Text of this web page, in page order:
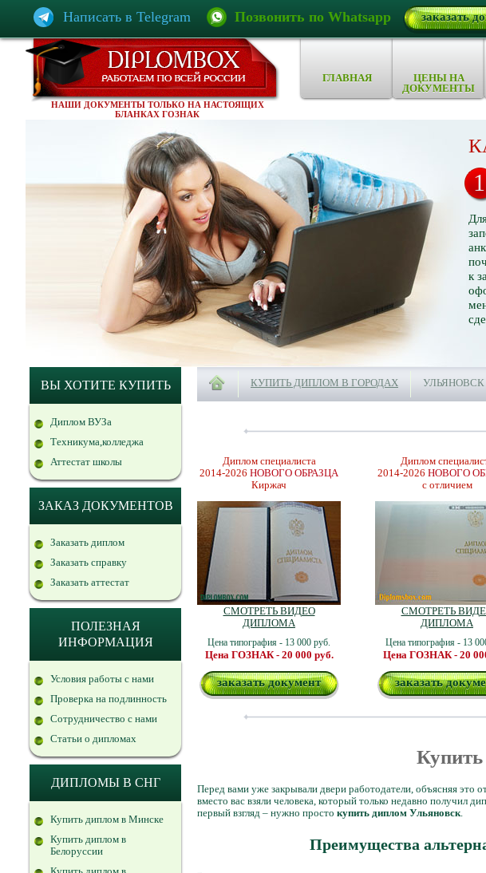
Написать в Telegram Позвонить по Whatsapp заказать
НАШИ ДОКУМЕНТЫ ТОЛЬКО НА НАСТОЯЩИХ
БЛАНКАХ ГОЗНАК
ГЛАВНАЯ
ЦЕНЫ НА
ДОКУМЕНТЫ
к
1
ВЫ ХОТИТЕ КУПИТЬ
Диплом ВУЗа
Техникума,колледжа
Аттестат школы
ЗАКАЗ ДОКУМЕНТОВ
Заказать диплом
Заказать справку
Заказать аттестат
ПОЛЕЗНАЯ
ИНФОРМАЦИЯ
Условия работы с нами
Проверка на подлинность
Сотрудничество с нами
Статьи о дипломах
ДИПЛОМЫ В СНГ
Купить диплом в Минске
Купить диплом в
Белоруссии
КУПИТЬ ДИПЛОМ В ГОРОДАХ УЛЬЯНОВСК
Диплом специалиста
2014-2026 НОВОГО ОБРАЗЦА
Киржач
СМОТРЕТЬ ВИДЕО
ДИПЛОМА
Цена типография - 13 000 руб.
Цена ГОЗНАК - 20 000 руб.
заказать документ
Диплом
2014-2026 НОВОГО
с отличием
СМОТРЕТЬ
ДИПЛОМА
Цена типография - 13
Цена ГОЗНАК - 20
заказать
Перед вами уже закрывали двери работодатели, объясняя это
вместо вас взяли человека, который только недавно получил
первый взгляд – нужно просто купить диплом Ульяновск.
Преимущества